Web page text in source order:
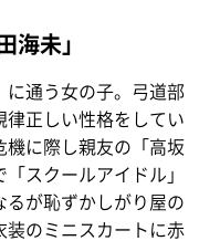
海未」
に通う女の子。弓道部
律正しい性格をしてい
機に際し親友の「高坂
スクールアイドル」
るが恥ずかしがり屋の
装のミニスカートに赤